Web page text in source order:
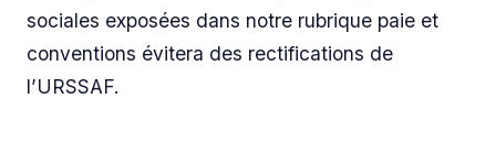
sociales exposées dans notre rubrique paie et
conventions évitera des rectifications de
l’URSSAF.